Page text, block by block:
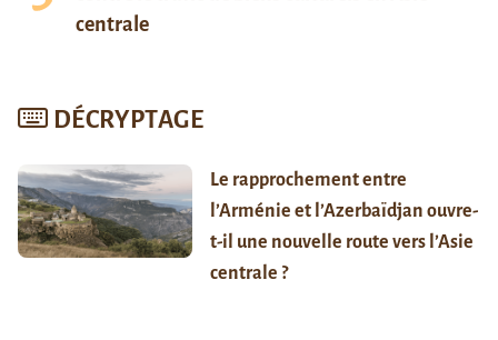
centrale
DÉCRYPTAGE
Le rapprochement entre
l’Arménie et l’Azerbaïdjan ouvre-
t-il une nouvelle route vers l’Asie
centrale ?